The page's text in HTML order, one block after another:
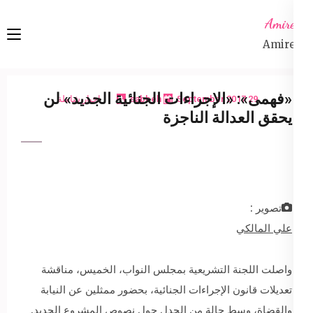
content
Enter)
Amireta
Amireta
29 September 2017
sabbeh اخبار شاملة
«فهمى»: «الإجراءات الجنائية الجديد» لن
يحقق العدالة الناجزة
تصوير :
علي المالكي
واصلت اللجنة التشريعية بمجلس النواب، الخميس، مناقشة
تعديلات قانون الإجراءات الجنائية، بحضور ممثلين عن النيابة
والقضاة، وسط حالة من الجدل حول نصوص المشروع الجديد.